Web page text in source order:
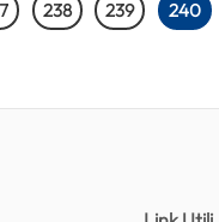
238 239 240